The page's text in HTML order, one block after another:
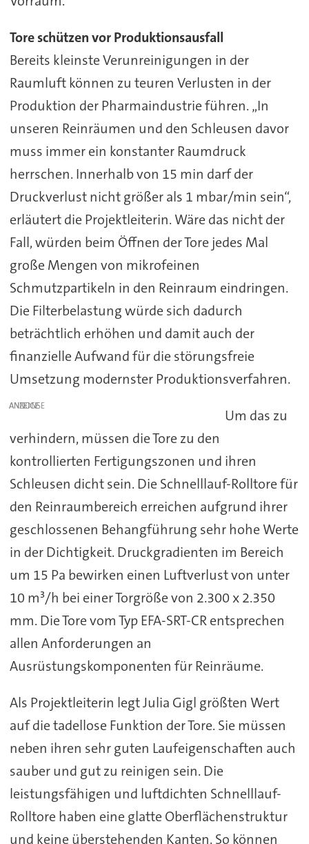
Tore schützen vor Produktionsausfall
Bereits kleinste Verunreinigungen in der
Raumluft können zu teuren Verlusten in der
Produktion der Pharmaindustrie führen. „In
unseren Reinräumen und den Schleusen davor
muss immer ein konstanter Raumdruck
herrschen. Innerhalb von 15 min darf der
Druckverlust nicht größer als 1 mbar/min sein“,
erläutert die Projektleiterin. Wäre das nicht der
Fall, würden beim Öffnen der Tore jedes Mal
große Mengen von mikrofeinen
Schmutzpartikeln in den Reinraum eindringen.
Die Filterbelastung würde sich dadurch
beträchtlich erhöhen und damit auch der
finanzielle Aufwand für die störungsfreie
Umsetzung modernster Produktionsverfahren.
ANZEIGE
Um das zu
verhindern, müssen die Tore zu den
kontrollierten Fertigungszonen und ihren
Schleusen dicht sein. Die Schnelllauf-Rolltore für
den Reinraumbereich erreichen aufgrund ihrer
geschlossenen Behangführung sehr hohe Werte
in der Dichtigkeit. Druckgradienten im Bereich
um 15 Pa bewirken einen Luftverlust von unter
10 m³/h bei einer Torgröße von 2.300 x 2.350
mm. Die Tore vom Typ EFA-SRT-CR entsprechen
allen Anforderungen an
Ausrüstungskomponenten für Reinräume.
Als Projektleiterin legt Julia Gigl größten Wert
auf die tadellose Funktion der Tore. Sie müssen
neben ihren sehr guten Laufeigenschaften auch
sauber und gut zu reinigen sein. Die
leistungsfähigen und luftdichten Schnelllauf-
Rolltore haben eine glatte Oberflächenstruktur
und keine überstehenden Kanten. So können